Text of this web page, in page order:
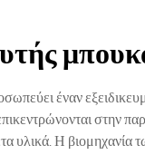
έναν
στην
υλικά. Η